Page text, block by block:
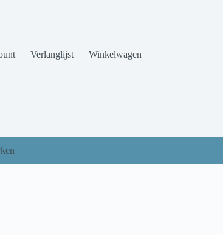
Verlanglijst Winkelwagen